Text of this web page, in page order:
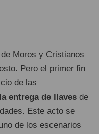
Moros y Cristianos
Pero el primer fin
de las
entrega de llaves de
Este acto se
de los escenarios